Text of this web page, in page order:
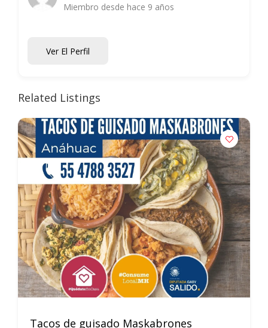
Miembro desde hace 9 años
Ver El Perfil
Related Listings
Tacos de guisado Maskabrones